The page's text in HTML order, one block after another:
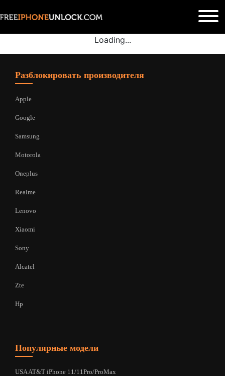
Loading...
Разблокировать производителя
Apple
Google
Samsung
Motorola
Oneplus
Realme
Lenovo
Xiaomi
Sony
Alcatel
Zte
Hp
Популярные модели
USA AT&T iPhone 11/11Pro/ProMax